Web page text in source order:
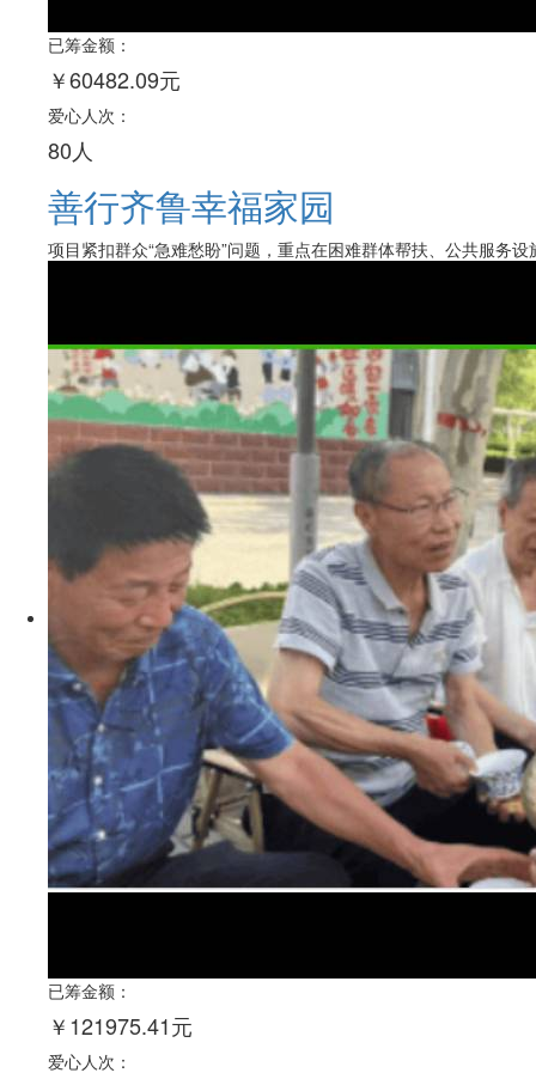
已筹金额：
￥60482.09元
爱心人次：
80人
善行齐鲁幸福家园
项目紧扣群众“急难愁盼”问题，重点在困难群体帮扶、公共服务
已筹金额：
￥121975.41元
爱心人次：